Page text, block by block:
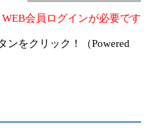
WEB会員ログインが必要です
ンをクリック！（Powered